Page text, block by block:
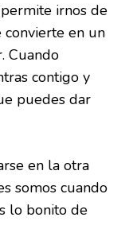
irnos de
en un
Cuando
contigo y
puedes dar
en la otra
somos cuando
lo bonito de